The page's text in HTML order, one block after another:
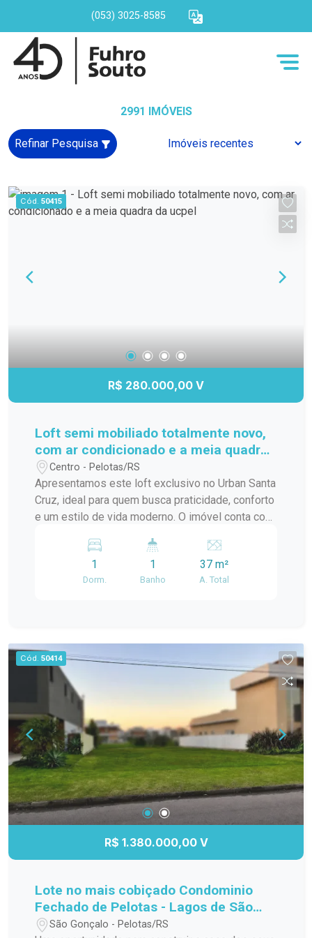
(053) 3025-8585
2991 IMÓVEIS
Refinar Pesquisa
Cód. 50415
R$ 280.000,00 V
Loft semi mobiliado totalmente novo,
com ar condicionado e a meia quadra
da ucpel
Centro - Pelotas/RS
Apresentamos este loft exclusivo no Urban Santa
Cruz, ideal para quem busca praticidade, conforto
e um estilo de vida moderno. O imóvel conta com
espaço, acabamentos contemporâneos e ótima
iluminação natural, proporcionando um clima
aconchegante e funcional. Localizado em um
investir, em uma região valorizada e de fácil
acesso a serviços, comércio e lazer. Localização
estratégica Design moderno e funcional Ideal
para moradia ou investimento
1
Dorm.
1
Banho
37 m²
A. Total
Cód. 50414
R$ 1.380.000,00 V
Lote no mais cobiçado Condominio
Fechado de Pelotas - Lagos de São
Gonçalo!
São Gonçalo - Pelotas/RS